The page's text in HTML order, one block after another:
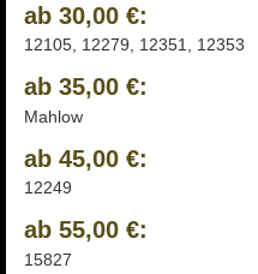
ab 30,00 €:
12105, 12279, 12351, 12353
ab 35,00 €:
Mahlow
ab 45,00 €:
12249
ab 55,00 €:
15827